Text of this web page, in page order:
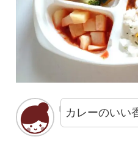
カレーのいい